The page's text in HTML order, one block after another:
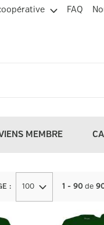
FAQ
MEMBRE
: 100 1 - 90 de